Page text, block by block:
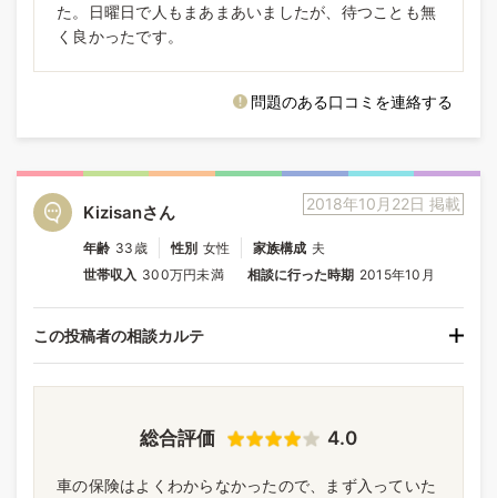
た。日曜日で人もまあまあいましたが、待つことも無
く良かったです。
問題のある口コミを連絡する
2018年10月22日 掲載
Kizisanさん
年齢 33歳 性別 女性 家族構成 夫
世帯収入 300万円未満 相談に行った時期 2015年10月
この投稿者の相談カルテ
総合評価 4.0
車の保険はよくわからなかったので、まず入っていた